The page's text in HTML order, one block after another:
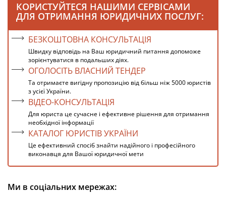
КОРИСТУЙТЕСЯ НАШИМИ СЕРВІСАМИ
ДЛЯ ОТРИМАННЯ ЮРИДИЧНИХ ПОСЛУГ:
БЕЗКОШТОВНА КОНСУЛЬТАЦІЯ
Швидку відповідь на Ваш юридичний питання допоможе
зорієнтуватися в подальших діях.
ОГОЛОСІТЬ ВЛАСНИЙ ТЕНДЕР
Та отримаєте вигідну пропозицію від більш ніж 5000 юристів
з усієї України.
ВІДЕО-КОНСУЛЬТАЦІЯ
Для юриста це сучасне і ефективне рішення для отримання
необхідної інформації
КАТАЛОГ ЮРИСТІВ УКРАЇНИ
Це ефективний спосіб знайти надійного і професійного
виконавця для Вашої юридичної мети
Ми в соціальних мережах: